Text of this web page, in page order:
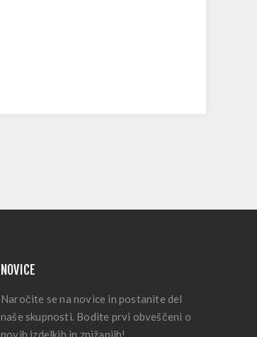
NOVICE
Naročite se na novice in postanite del
naše skupnosti. Bodite prvi obveščeni o
novih izdelkih in znižanjih!